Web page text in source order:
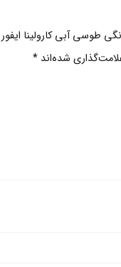
طوسی آبی کارولینا
شده‌اند *